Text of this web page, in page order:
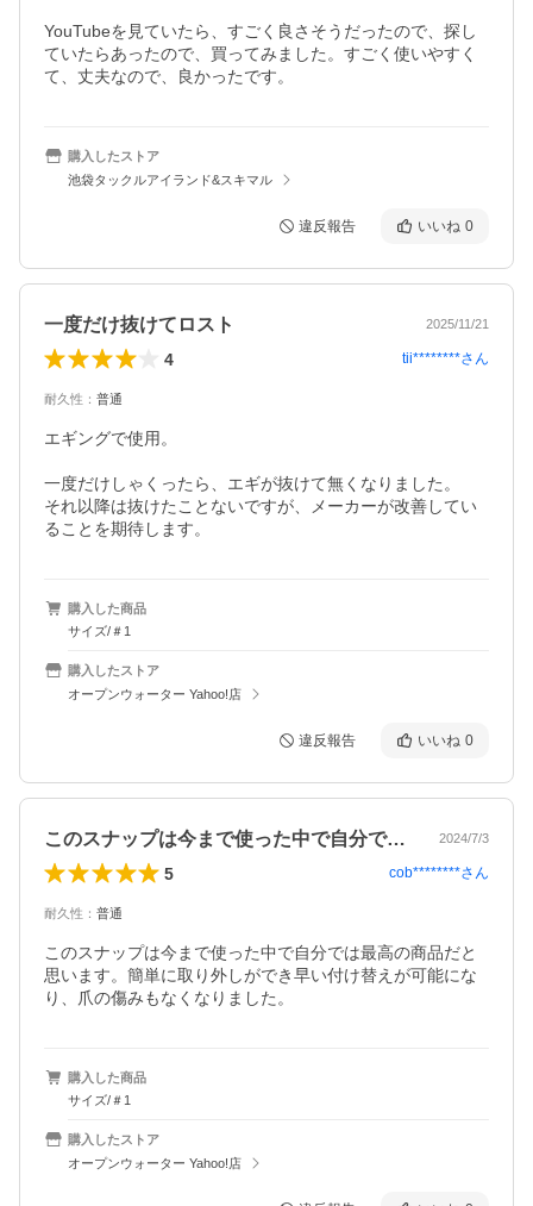
YouTubeを見ていたら、すごく良さそうだったので、探し
ていたらあったので、買ってみました。すごく使いやすく
て、丈夫なので、良かったです。
購入したストア
池袋タックルアイランド&スキマル
違反報告 いいね 0
一度だけ抜けてロスト 2025/11/21
4 tii********さん
耐久性 ： 普通
エギングで使用。
一度だけしゃくったら、エギが抜けて無くなりました。
それ以降は抜けたことないですが、メーカーが改善してい
ることを期待します。
購入した商品
サイズ/＃1
購入したストア
オープンウォーター Yahoo!店
違反報告 いいね 0
このスナップは今まで使った中で自分では… 2024/7/3
5 cob********さん
耐久性 ： 普通
このスナップは今まで使った中で自分では最高の商品だと
思います。簡単に取り外しができ早い付け替えが可能にな
り、爪の傷みもなくなりました。
購入した商品
サイズ/＃1
購入したストア
オープンウォーター Yahoo!店